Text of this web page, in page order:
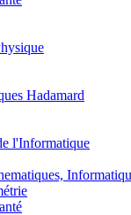
Hadamard
l'Informatique